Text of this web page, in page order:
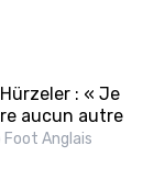
: « Je
aucun autre
Anglais